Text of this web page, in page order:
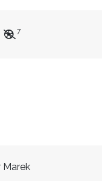
7
Marek